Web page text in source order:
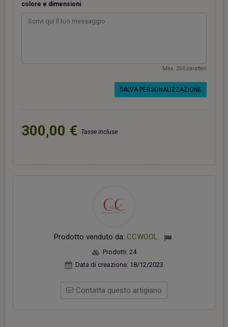
colore e dimensioni
Max. 250 caratteri
SALVA PERSONALIZZAZIONE
300,00 € Tasse incluse
Prodotto venduto da: CCWOOL
Prodotti: 24
Data di creazione: 18/12/2023
Contatta questo artigiano